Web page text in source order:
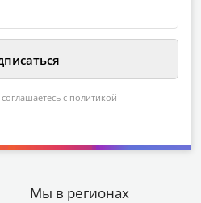
с политикой
Мы в регионах